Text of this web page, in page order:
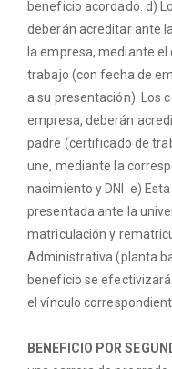
beneficio acordado. d)
deberán acreditar ante
la empresa, mediante
trabajo (con fecha de
a su presentación). Los
empresa, deberán
padre (certificado de
une, mediante la
nacimiento y DNI. e)
presentada ante la
matriculación y
Administrativa (planta
beneficio se
el vínculo
BENEFICIO POR